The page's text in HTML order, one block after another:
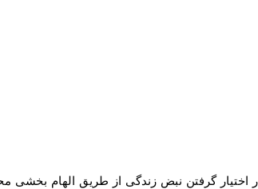
گرفتن نبض زندگی از طریق الهام بخشی